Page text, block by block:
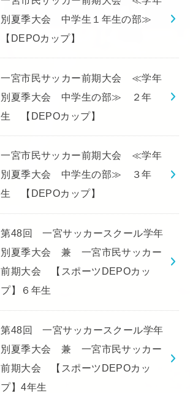
別夏季大会 中学生１年生の部≫
【DEPOカップ】
一宮市民サッカー前期大会 ≪学年
別夏季大会 中学生の部≫ ２年
生 【DEPOカップ】
一宮市民サッカー前期大会 ≪学年
別夏季大会 中学生の部≫ ３年
生 【DEPOカップ】
第48回 一宮サッカースクール学年
別夏季大会 兼 一宮市民サッカー
前期大会 【スポーツDEPOカッ
プ】６年生
第48回 一宮サッカースクール学年
別夏季大会 兼 一宮市民サッカー
前期大会 【スポーツDEPOカッ
プ】4年生